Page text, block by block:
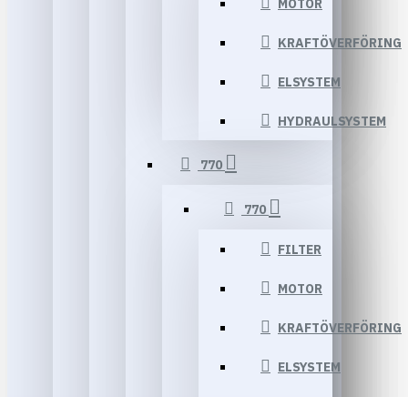
MOTOR
KRAFTÖVERFÖRING
ELSYSTEM
HYDRAULSYSTEM
770
770
FILTER
MOTOR
KRAFTÖVERFÖRING
ELSYSTEM